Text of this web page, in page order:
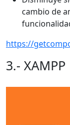
cambio de
https://
3.- XAMPP